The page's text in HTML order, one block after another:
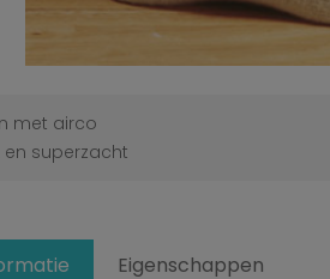
met airco
en superzacht
Eigenschappen